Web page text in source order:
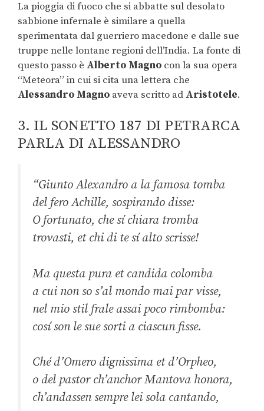
La pioggia di fuoco che si abbatte sul desolato
sabbione infernale è similare a quella
sperimentata dal guerriero macedone e dalle sue
truppe nelle lontane regioni dell’India. La fonte di
questo passo è Alberto Magno con la sua opera
“Meteora” in cui si cita una lettera che
Alessandro Magno aveva scritto ad Aristotele.
3. IL SONETTO 187 DI PETRARCA
PARLA DI ALESSANDRO
“Giunto Alexandro a la famosa tomba
del fero Achille, sospirando disse:
O fortunato, che sí chiara tromba
trovasti, et chi di te sí alto scrisse!
Ma questa pura et candida colomba
a cui non so s’al mondo mai par visse,
nel mio stil frale assai poco rimbomba:
cosí son le sue sorti a ciascun fisse.
Ché d’Omero dignissima et d’Orpheo,
o del pastor ch’anchor Mantova honora,
ch’andassen sempre lei sola cantando,